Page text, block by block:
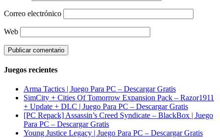
Correo electrónico
Web
Juegos recientes
Arma Tactics | Juego Para PC – Descargar Gratis
SimCity + Cities Of Tomorrow Expansion Pack – Razor1911
+ Update + DLC | Juego Para PC – Descargar Gratis
[PC Repack] Assassin’s Creed Syndicate – BlackBox | Juego
Para PC – Descargar Gratis
Young Justice Legacy | Juego Para PC – Descargar Gratis